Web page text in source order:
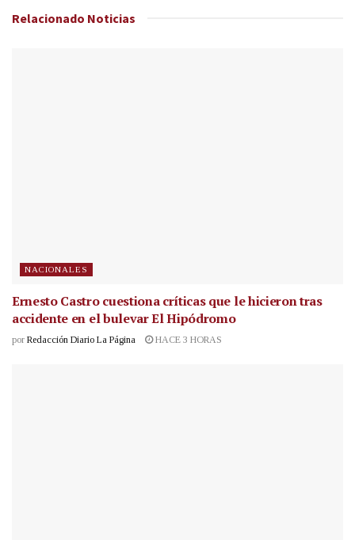
Relacionado Noticias
NACIONALES
Ernesto Castro cuestiona críticas que le hicieron tras
accidente en el bulevar El Hipódromo
por Redacción Diario La Página HACE 3 HORAS